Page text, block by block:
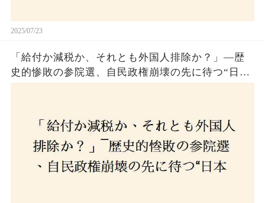
2025/07/23
「給付か減税か、それとも外国人排除か？」―歴
史的惨敗の参院選、自民政権崩壊の先に待つ“日本